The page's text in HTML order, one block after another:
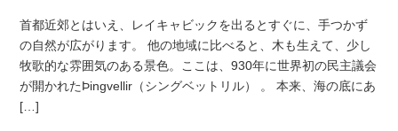
首都近郊とはいえ、レイキャビックを出るとすぐに、手つかず
の自然が広がります。 他の地域に比べると、木も生えて、少し
牧歌的な雰囲気のある景色。ここは、930年に世界初の民主議会
が開かれたÞingvellir（シングベットリル） 。 本来、海の底にあ
[…]